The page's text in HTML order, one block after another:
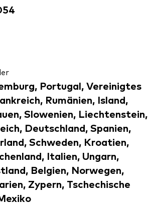
Portugal, Vereinigtes
Rumänien, Island,
Slowenien, Liechtenstein,
Deutschland, Spanien,
Schweden, Kroatien,
Italien, Ungarn,
Belgien, Norwegen,
Zypern, Tschechische